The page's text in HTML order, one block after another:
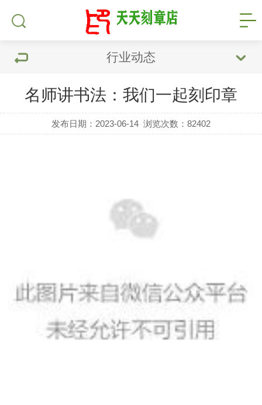
行业动态
名师讲书法：我们一起刻印章
发布日期：2023-06-14 浏览次数：82402